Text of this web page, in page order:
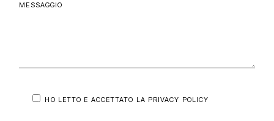
MESSAGGIO
HO LETTO E ACCETTATO LA PRIVACY POLICY